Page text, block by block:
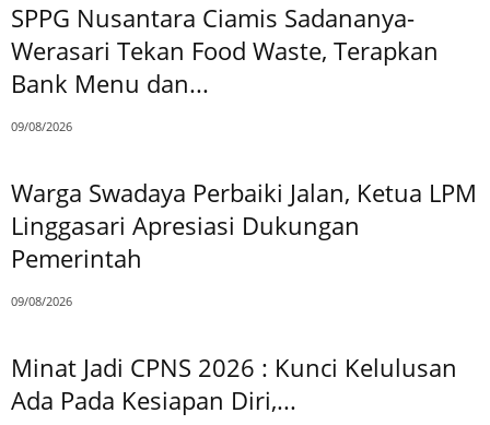
SPPG Nusantara Ciamis Sadananya-
Werasari Tekan Food Waste, Terapkan
Bank Menu dan...
09/08/2026
Warga Swadaya Perbaiki Jalan, Ketua LPM
Linggasari Apresiasi Dukungan
Pemerintah
09/08/2026
Minat Jadi CPNS 2026 : Kunci Kelulusan
Ada Pada Kesiapan Diri,...